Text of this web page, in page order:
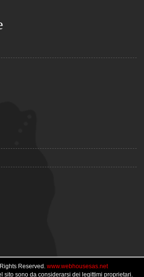
Reserved. www.webhousesas.net
sito sono da considerarsi dei legittimi proprietari.